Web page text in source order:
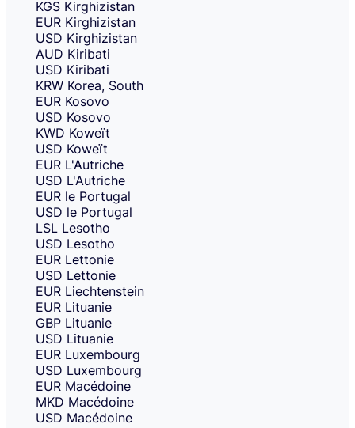
KGS Kirghizistan
EUR Kirghizistan
USD Kirghizistan
AUD Kiribati
USD Kiribati
KRW Korea, South
EUR Kosovo
USD Kosovo
KWD Koweït
USD Koweït
EUR L'Autriche
USD L'Autriche
EUR le Portugal
USD le Portugal
LSL Lesotho
USD Lesotho
EUR Lettonie
USD Lettonie
EUR Liechtenstein
EUR Lituanie
GBP Lituanie
USD Lituanie
EUR Luxembourg
USD Luxembourg
EUR Macédoine
MKD Macédoine
USD Macédoine